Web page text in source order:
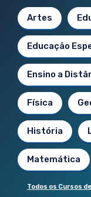
Artes
Educação
Ensino a
Física
História
Matemática
Todos os Cursos